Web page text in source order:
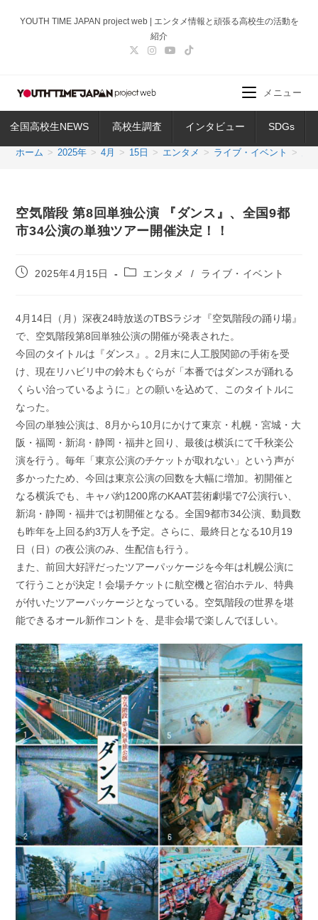
ス
ッ
YOUTH TIME JAPAN project web | エンタメ情報と頑張る高校生の活動を
紹介
全国高校生NEWS 高校生調査 インタビュー SDGs
メニュー
ホーム > 2025年 > 4月 > 15日 > エンタメ > ライブ・イベント >
空気階段 第8回単独公演 『ダンス』、全国9都
市34公演の単独ツアー開催決定！！
投
開
日:
2025年4月15日
投
テ
ゴ
リ
ー:
エンタメ / ライブ・イベント
4月14日（月）深夜24時放送のTBSラジオ『空気階段の踊り場』
で、空気階段第8回単独公演の開催が発表された。
今回のタイトルは『ダンス』。2月末に人工股関節の手術を受
け、現在リハビリ中の鈴木もぐらが「本番ではダンスが踊れる
くらい治っているように」との願いを込めて、このタイトルに
なった。
今回の単独公演は、8月から10月にかけて東京・札幌・宮城・大
阪・福岡・新潟・静岡・福井と回り、最後は横浜にて千秋楽公
演を行う。毎年「東京公演のチケットが取れない」という声が
多かったため、今回は東京公演の回数を大幅に増加。初開催と
なる横浜でも、キャパ約1200席のKAAT芸術劇場で7公演行い、
新潟・静岡・福井では初開催となる。全国9都市34公演、動員数
も昨年を上回る約3万人を予定。さらに、最終日となる10月19
日（日）の夜公演のみ、生配信も行う。
また、前回大好評だったツアーパッケージを今年は札幌公演に
て行うことが決定！会場チケットに航空機と宿泊ホテル、特典
が付いたツアーパッケージとなっている。空気階段の世界を堪
能できるオール新作コントを、是非会場で楽しんでほしい。